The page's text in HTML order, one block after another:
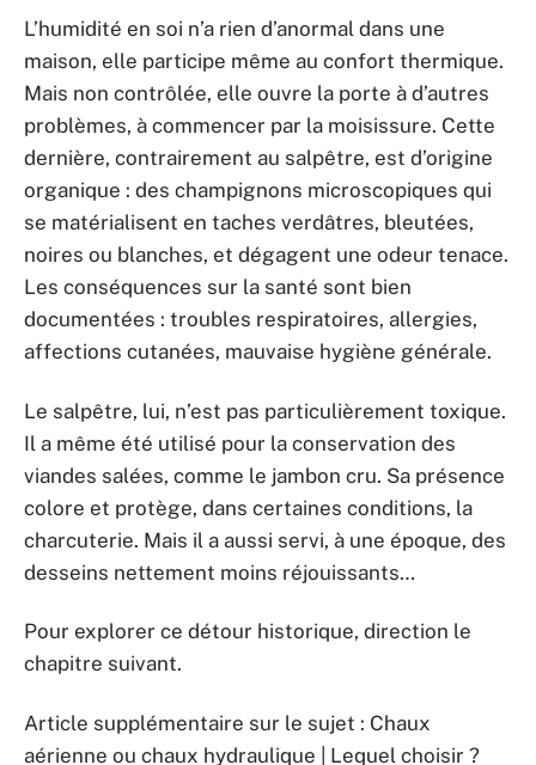
L’humidité en soi n’a rien d’anormal dans une
maison, elle participe même au confort thermique.
Mais non contrôlée, elle ouvre la porte à d’autres
problèmes, à commencer par la moisissure. Cette
dernière, contrairement au salpêtre, est d’origine
organique : des champignons microscopiques qui
se matérialisent en taches verdâtres, bleutées,
noires ou blanches, et dégagent une odeur tenace.
Les conséquences sur la santé sont bien
documentées : troubles respiratoires, allergies,
affections cutanées, mauvaise hygiène générale.
Le salpêtre, lui, n’est pas particulièrement toxique.
Il a même été utilisé pour la conservation des
viandes salées, comme le jambon cru. Sa présence
colore et protège, dans certaines conditions, la
charcuterie. Mais il a aussi servi, à une époque, des
desseins nettement moins réjouissants…
Pour explorer ce détour historique, direction le
chapitre suivant.
Article supplémentaire sur le sujet : Chaux
aérienne ou chaux hydraulique | Lequel choisir ?